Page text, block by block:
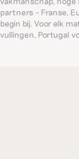
partners – Franse,
begin bij. Voor elk
vullingen, Portugal